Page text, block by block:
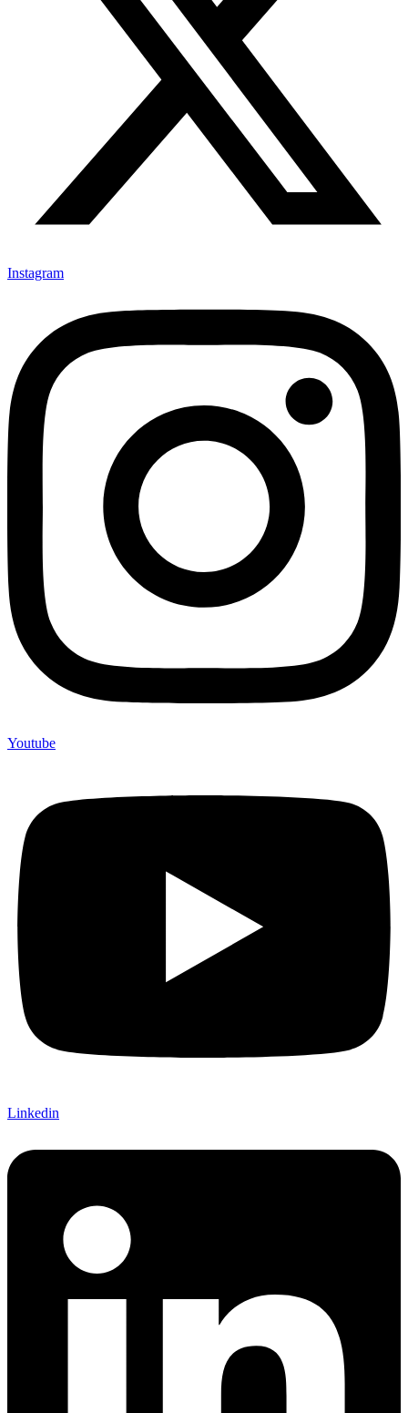
Instagram
Youtube
Linkedin